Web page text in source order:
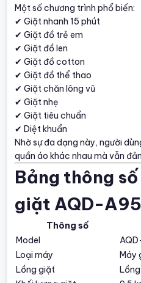
Một số chương trình phổ biến:
✔ Giặt nhanh 15 phút
✔ Giặt đồ trẻ em
✔ Giặt đồ len
✔ Giặt đồ cotton
✔ Giặt đồ thể thao
✔ Giặt chăn lông vũ
✔ Giặt nhẹ
✔ Giặt tiêu chuẩn
✔ Diệt khuẩn
Nhờ sự đa dạng này, người
quần áo khác nhau mà vẫn
Bảng thông
giặt AQD-
Thông số
Model
Loại máy
Máy
Lồng giặt